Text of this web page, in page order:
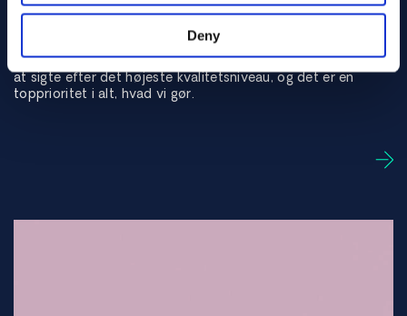
Deny
Kvalitet og certifikater
Som eksperter i speciallegeringer er det en del af vores DNA
at sigte efter det højeste kvalitetsniveau, og det er en
topprioritet i alt, hvad vi gør.